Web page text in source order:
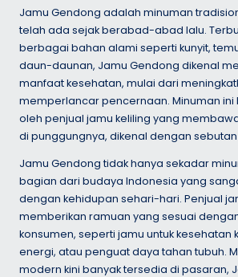
Jamu Gendong adalah minuman
telah ada sejak berabad-abad lalu.
berbagai bahan alami seperti kunyit,
daun-daunan, Jamu Gendong dikenal
manfaat kesehatan, mulai dari
memperlancar pencernaan. Minuman ini
oleh penjual jamu keliling yang
di punggungnya, dikenal dengan
Jamu Gendong tidak hanya sekadar
bagian dari budaya Indonesia yang
dengan kehidupan sehari-hari. Penjual
memberikan ramuan yang sesuai
konsumen, seperti jamu untuk kesehatan
energi, atau penguat daya tahan tubuh.
modern kini banyak tersedia di pasaran,